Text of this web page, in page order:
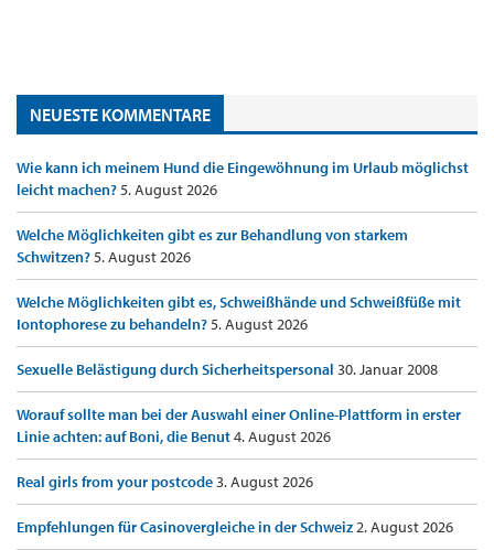
NEUESTE KOMMENTARE
Wie kann ich meinem Hund die Eingewöhnung im Urlaub möglichst
leicht machen?5. August 2026
Welche Möglichkeiten gibt es zur Behandlung von starkem
Schwitzen?5. August 2026
Welche Möglichkeiten gibt es, Schweißhände und Schweißfüße mit
Iontophorese zu behandeln?5. August 2026
Sexuelle Belästigung durch Sicherheitspersonal 30. Januar 2008
Worauf sollte man bei der Auswahl einer Online-Plattform in erster
Linie achten: auf Boni, die Benut4. August 2026
Real girls from your postcode3. August 2026
Empfehlungen für Casinovergleiche in der Schweiz2. August 2026